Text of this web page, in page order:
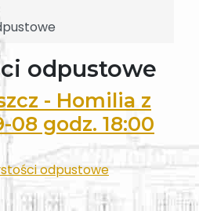
odpustowe
- Homilia z
08 godz. 18:00
odpustowe